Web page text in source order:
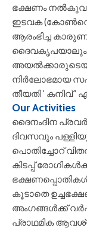
ഭക്ഷണം
ഇടവക
ആരംഭിച്ച
ദൈവകൃപയാലും,
നിർലോഭമായ
തീയതി ' കനിവ് '
Our Activities
ദൈനംദിന
ദിവസവും
പൊതിച്ചോറ്
കിടപ്പ്
കൂടാതെ
അംഗങ്ങൾക്ക്
പ്രാഥമിക